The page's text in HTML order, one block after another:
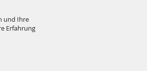
und Ihre
Erfahrung